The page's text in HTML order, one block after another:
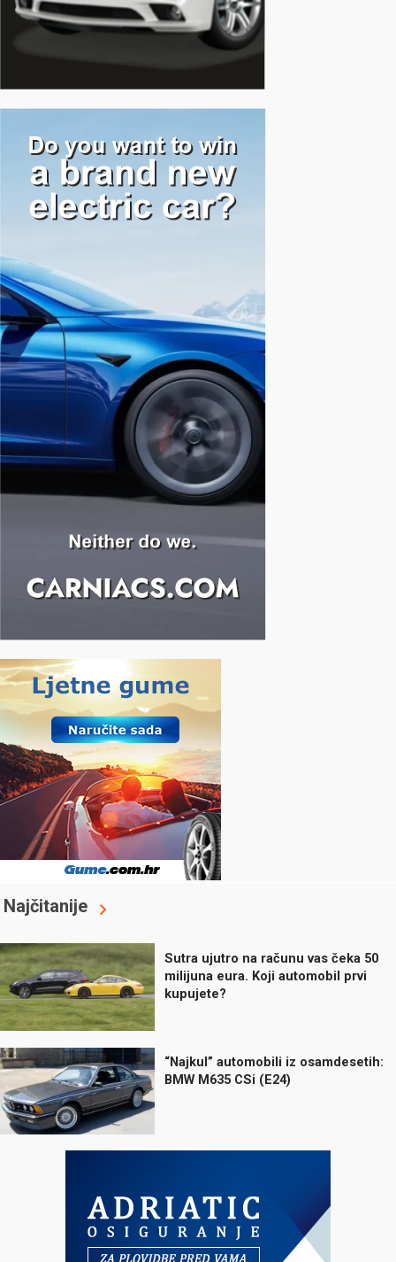
Najčitanije
Sutra ujutro na računu vas čeka 50
milijuna eura. Koji automobil prvi
kupujete?
“Najkul” automobili iz osamdesetih:
BMW M635 CSi (E24)